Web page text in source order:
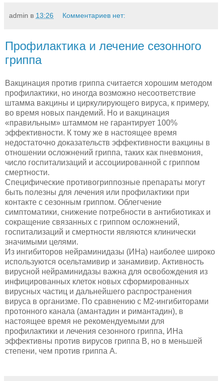
admin в 13:26 Комментариев нет:
Профилактика и лечение сезонного
гриппа
Вакцинация против гриппа считается хорошим методом
профилактики, но иногда возможно несоответствие
штамма вакцины и циркулирующего вируса, к примеру,
во время новых пандемий. Но и вакцинация
«правильным» штаммом не гарантирует 100%
эффективности. К тому же в настоящее время
недостаточно доказательств эффективности вакцины в
отношении осложнений гриппа, таких как пневмония,
число госпитализаций и ассоциированной с гриппом
смертности.
Специфические противогриппозные препараты могут
быть полезны для лечения или профилактики при
контакте с сезонным гриппом. Облегчение
симптоматики, снижение потребности в антибиотиках и
сокращение связанных с гриппом осложнений,
госпитализаций и смертности являются клинически
значимыми целями.
Из ингибиторов нейраминидазы (ИНа) наиболее широко
используются осельтамивир и занамивир. Активность
вирусной нейраминидазы важна для освобождения из
инфицированных клеток новых сформированных
вирусных частиц и дальнейшего распространения
вируса в организме. По сравнению с M2-ингибиторами
протонного канала (амантадин и римантадин), в
настоящее время не рекомендуемыми для
профилактики и лечения сезонного гриппа, ИНа
эффективны против вирусов гриппа B, но в меньшей
степени, чем против гриппа А.